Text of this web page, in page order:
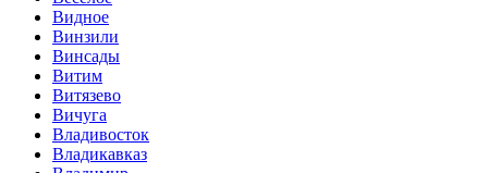
Видное
Винзили
Винсады
Витим
Витязево
Вичуга
Владивосток
Владикавказ